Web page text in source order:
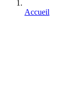
Accueil